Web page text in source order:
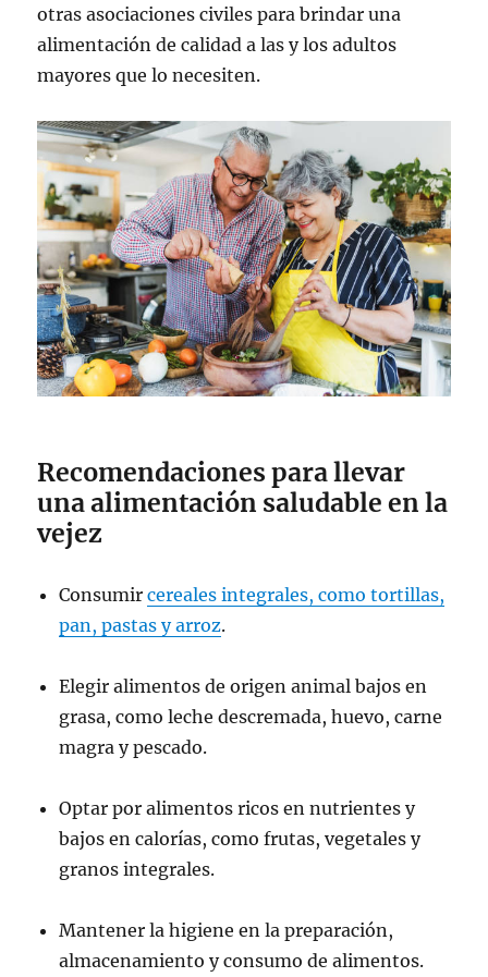
otras asociaciones civiles para brindar una
alimentación de calidad a las y los adultos
mayores que lo necesiten.
Recomendaciones para llevar
una alimentación saludable en la
vejez
Consumircereales integrales, como tortillas,
pan, pastas y arroz.
Elegir alimentos de origen animal bajos en
grasa, como leche descremada, huevo, carne
magra y pescado.
Optar por alimentos ricos en nutrientes y
bajos en calorías, como frutas, vegetales y
granos integrales.
Mantener la higiene en la preparación,
almacenamiento y consumo de alimentos.